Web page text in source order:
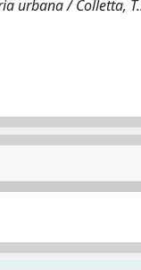
/ Colletta, T..